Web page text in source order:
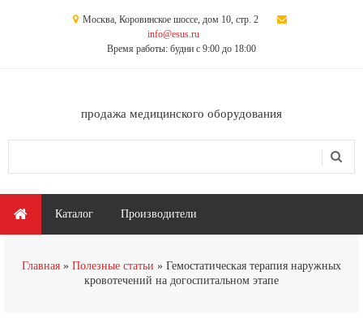
Москва, Коровинское шоссе, дом 10, стр. 2
info@esus.ru
Время работы: будни с 9:00 до 18:00
продажа медицинского оборудования
Главное меню
Каталог Производители
Главная Полезные статьи
Гемостатическая терапия наружных
кровотечений на догоспитальном этапе